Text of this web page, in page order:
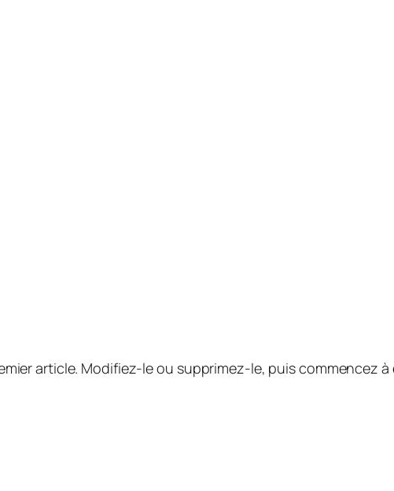
article. Modifiez-le ou supprimez-le, puis commencez à